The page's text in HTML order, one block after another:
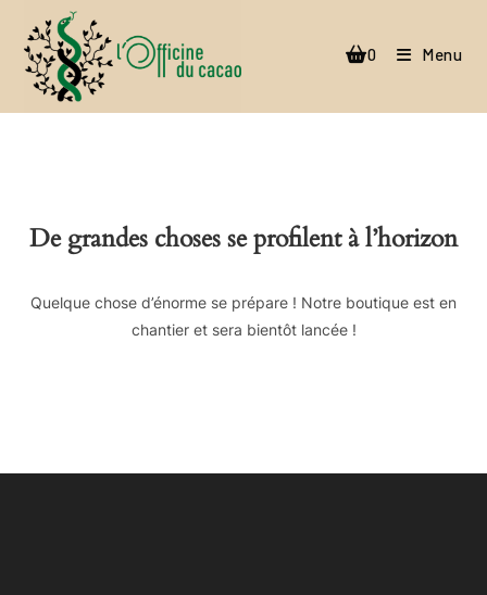
content
0 Menu
De grandes choses se profilent à l’horizon
Quelque chose d’énorme se prépare ! Notre boutique est en
chantier et sera bientôt lancée !